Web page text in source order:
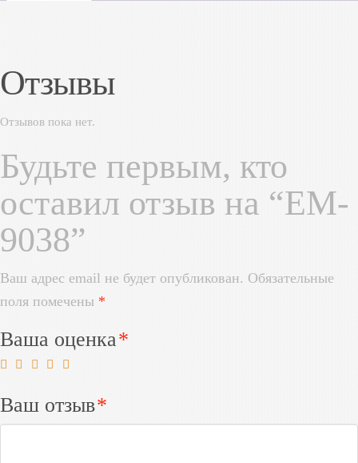
Отзывы
Отзывов пока нет.
Будьте первым, кто
оставил отзыв на “EM-
9038”
Ваш адрес email не будет опубликован. Обязательные
поля помечены *
Ваша оценка*
Ваш отзыв*